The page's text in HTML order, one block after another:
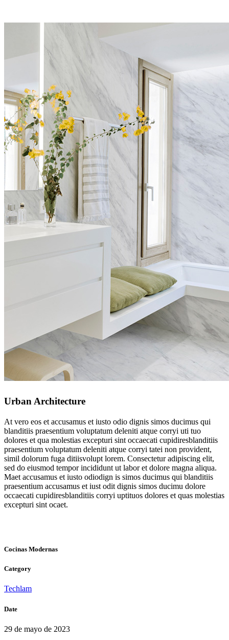
Urban Architecture
At vero eos et accusamus et iusto odio dignis simos ducimus qui
blanditiis praesentium voluptatum deleniti atque corryi uti tuo
dolores et qua molestias excepturi sint occaecati cupidiresblanditiis
praesentium voluptatum deleniti atque corryi tatei non provident,
simil dolorum fuga ditiisvolupt lorem. Consectetur adipiscing elit,
sed do eiusmod tempor incididunt ut labor et dolore magna aliqua.
Maet accusamus et iusto odiodign is simos ducimus qui blanditiis
praesentium accusamus et iust odit dignis simos ducimu dolore
occaecati cupidiresblanditiis corryi uptituos dolores et quas molestias
excepturi sint ocaet.
Cocinas Modernas
Category
Techlam
Date
29 de mayo de 2023